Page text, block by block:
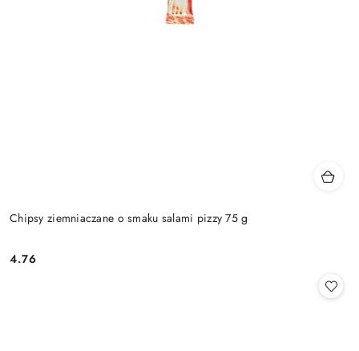
Chipsy ziemniaczane o smaku salami pizzy 75 g
Cena:
4.76